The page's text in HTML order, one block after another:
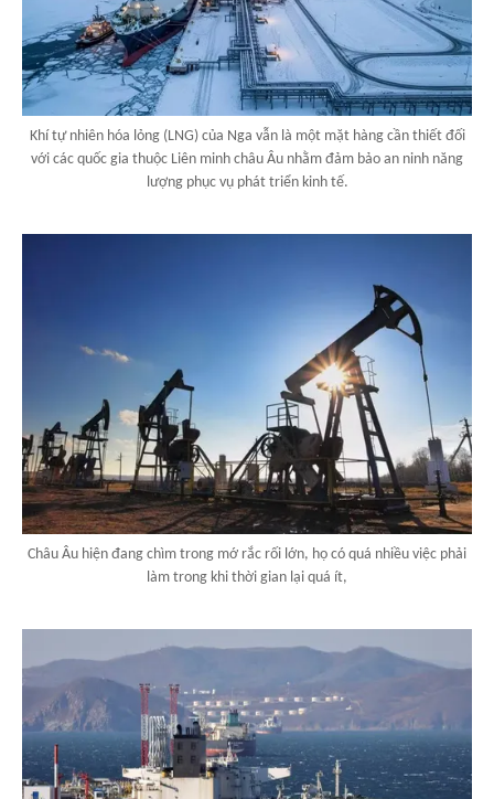
Khí tự nhiên hóa lỏng (LNG) của Nga vẫn là một mặt hàng cần thiết đối
với các quốc gia thuộc Liên minh châu Âu nhằm đảm bảo an ninh năng
lượng phục vụ phát triển kinh tế.
Châu Âu hiện đang chìm trong mớ rắc rối lớn, họ có quá nhiều việc phải
làm trong khi thời gian lại quá ít,